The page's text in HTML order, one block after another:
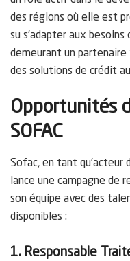
des régions où elle est
su s’adapter aux
demeurant un
des solutions de crédit
Opportunités
SOFAC
Sofac, en tant qu’acteur
lance une campagne
son équipe avec des
disponibles :
1. Responsable